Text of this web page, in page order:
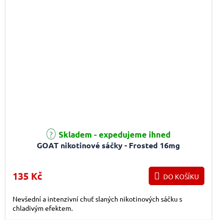
GOAT nikotinové sáčky - Frosted 16mg
Skladem - expedujeme ihned
135 Kč DO KOŠÍKU
Nevšední a intenzivní chuť slaných nikotinových sáčku s
chladivým efektem.